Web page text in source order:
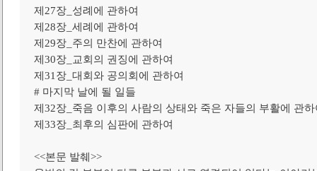
제27장_성례에 관하여
제28장_세례에 관하여
제29장_주의 만찬에 관하여
제30장_교회의 권징에 관하여
제31장_대회와 공의회에 관하여
# 마지막 날에 될 일들
제32장_죽음 이후의 사람의 상태와 죽은 자들의 부활에 관하
제33장_최후의 심판에 관하여
<<본문 발췌>>